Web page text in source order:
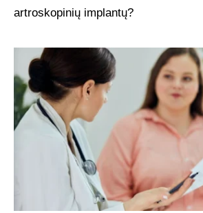
artroskopinių implantų?